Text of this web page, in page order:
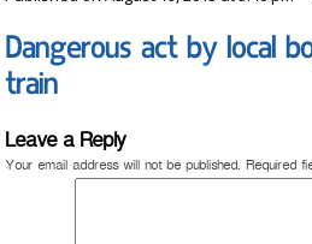
Dangerous act by local
train
Leave a Reply
Your email address will not be published. Required